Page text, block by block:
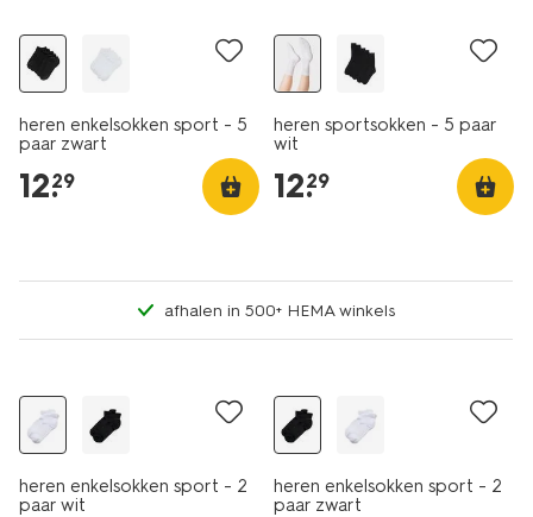
heren enkelsokken sport - 5
paar zwart
12.
29
heren sportsokken - 5 paar
wit
12.
29
afhalen in 500+ HEMA winkels
heren enkelsokken sport - 2
paar wit
heren enkelsokken sport - 2
paar zwart